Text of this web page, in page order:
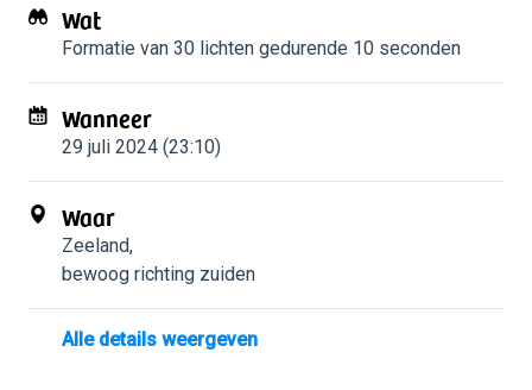
Wat
Formatie van 30 lichten gedurende 10 seconden
Wanneer
29 juli 2024 (23:10)
Waar
Zeeland,
bewoog richting zuiden
Alle details weergeven